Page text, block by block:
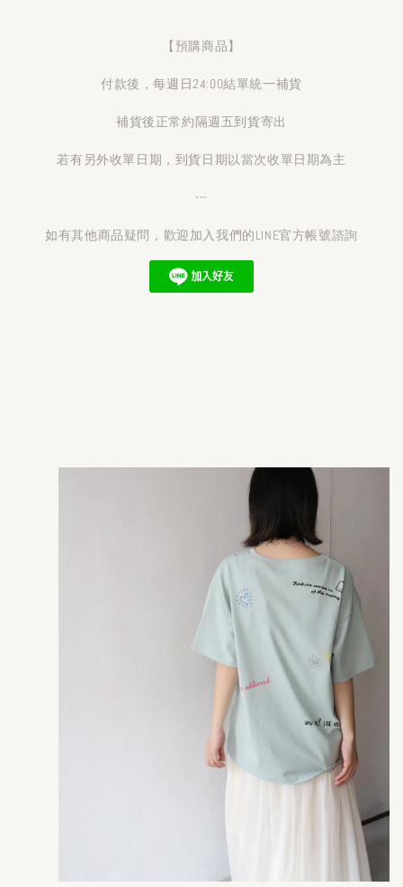
【預購商品】
付款後，每週日24:00結單統一補貨
補貨後正常約隔週五到貨寄出
若有另外收單日期，到貨日期以當次收單日期為主
---
如有其他商品疑問，歡迎加入我們的LINE官方帳號諮詢